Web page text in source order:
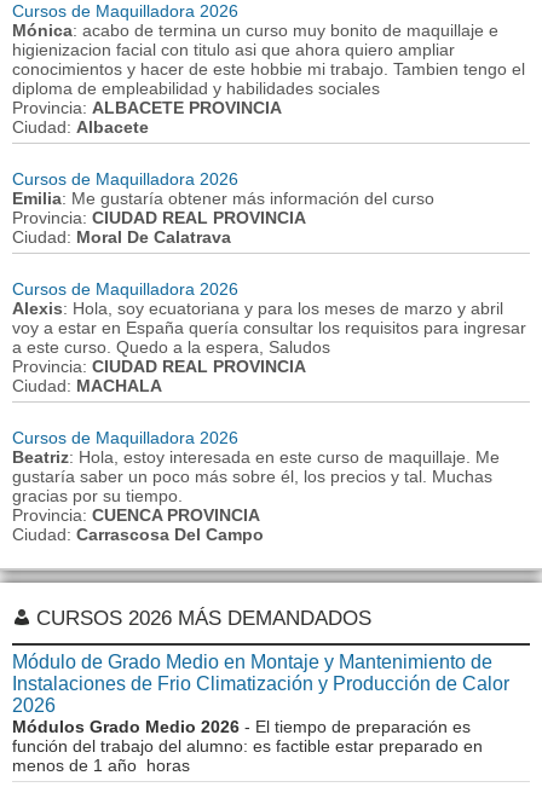
Cursos de Maquilladora 2026
Mónica: acabo de termina un curso muy bonito de maquillaje e
higienizacion facial con titulo asi que ahora quiero ampliar
conocimientos y hacer de este hobbie mi trabajo. Tambien tengo el
diploma de empleabilidad y habilidades sociales
Provincia: ALBACETE PROVINCIA
Ciudad: Albacete
Cursos de Maquilladora 2026
Emilia: Me gustaría obtener más información del curso
Provincia: CIUDAD REAL PROVINCIA
Ciudad: Moral De Calatrava
Cursos de Maquilladora 2026
Alexis: Hola, soy ecuatoriana y para los meses de marzo y abril
voy a estar en España quería consultar los requisitos para ingresar
a este curso. Quedo a la espera, Saludos
Provincia: CIUDAD REAL PROVINCIA
Ciudad: MACHALA
Cursos de Maquilladora 2026
Beatriz: Hola, estoy interesada en este curso de maquillaje. Me
gustaría saber un poco más sobre él, los precios y tal. Muchas
gracias por su tiempo.
Provincia: CUENCA PROVINCIA
Ciudad: Carrascosa Del Campo
CURSOS 2026 MÁS DEMANDADOS
Módulo de Grado Medio en Montaje y Mantenimiento de
Instalaciones de Frio Climatización y Producción de Calor
2026
Módulos Grado Medio 2026 - El tiempo de preparación es
función del trabajo del alumno: es factible estar preparado en
menos de 1 año horas